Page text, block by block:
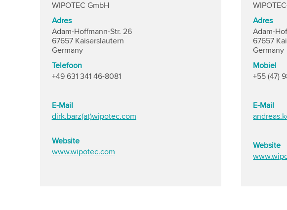
WIPOTEC GmbH
Adres
Adam-Hoffmann-Str. 26
67657 Kaiserslautern
Germany
Telefoon
+49 631 341 46-8081
E-Mail
dirk.barz(at)wipotec.com
Website
www.wipotec.com
Adres
Adam-
67657
Germany
Mobiel
+55 (47)
E-Mail
Website